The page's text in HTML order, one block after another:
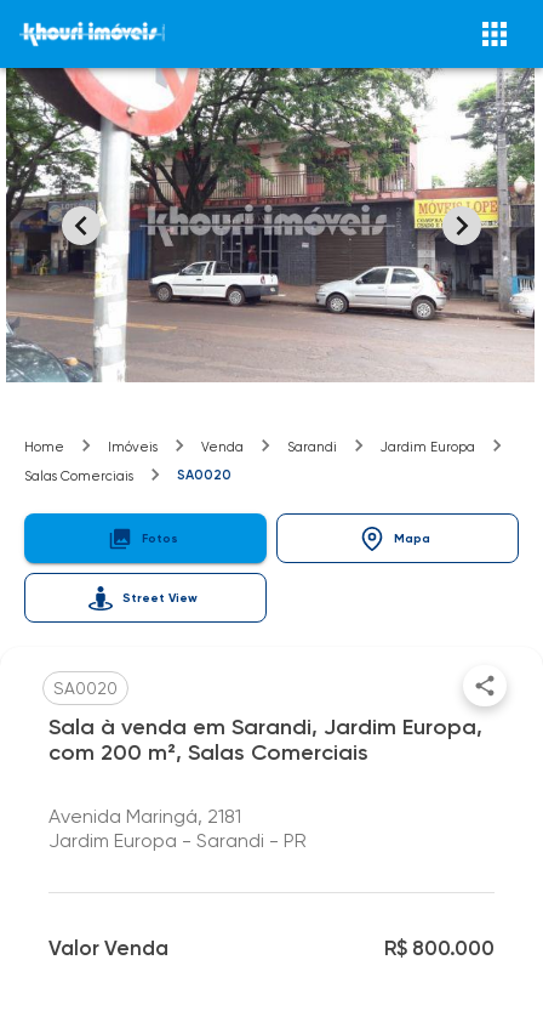
Home Imóveis Venda Sarandi
Jardim Europa
Salas Comerciais
SA0020
Fotos Mapa
Street View
SA0020
Sala à venda em Sarandi, Jardim Europa,
com 200 m², Salas Comerciais
Avenida Maringá, 2181
Jardim Europa - Sarandi - PR
Valor Venda R$ 800.000